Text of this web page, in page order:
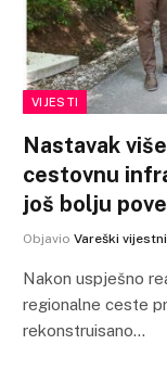
VIJESTI
Nastavak
cestovnu
još bolju
Objavio Vareški
Nakon uspješno
regionalne ceste
rekonstruisano…